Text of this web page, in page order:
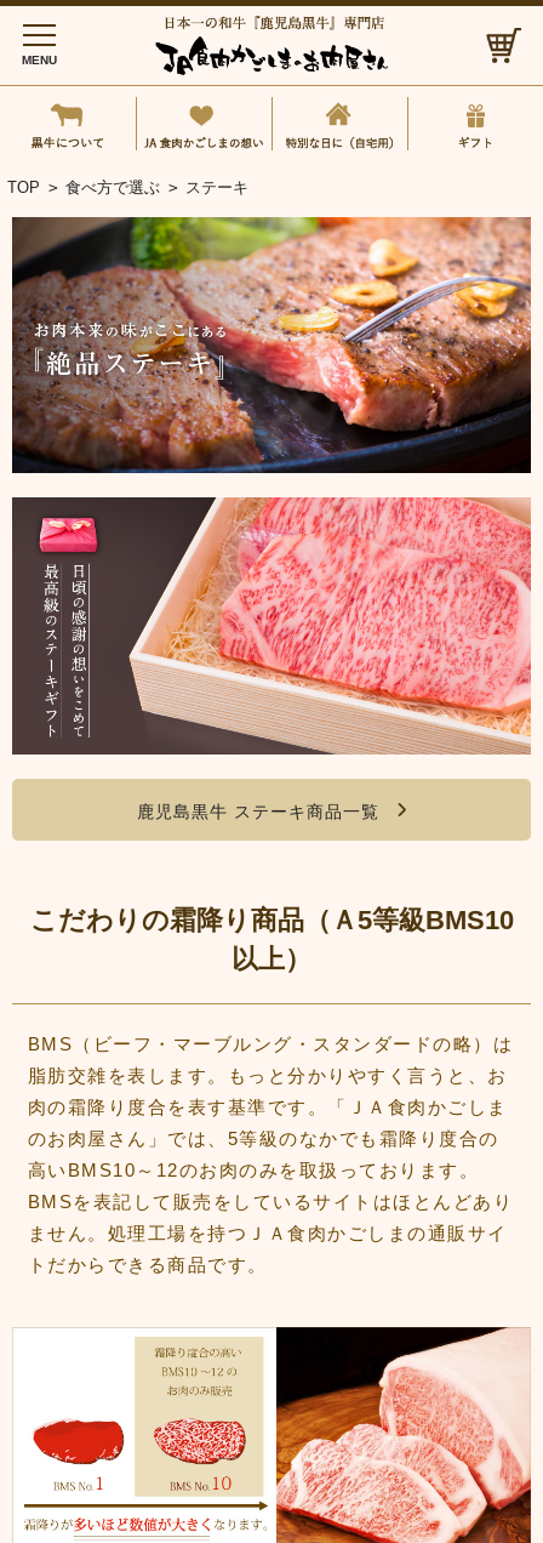
MENU
黒牛について JA食肉かごしまの想い特別な日に（自
TOP > 食べ方で選ぶ > ステーキ
鹿児島黒牛 ステーキ商品一覧
こだわりの霜降り商品（Ａ5等級BMS10
以上）
BMS（ビーフ・マーブルング・スタンダードの略）は
脂肪交雑を表します。もっと分かりやすく言うと、お
肉の霜降り度合を表す基準です。「ＪＡ食肉かごしま
のお肉屋さん」では、5等級のなかでも霜降り度合の
高いBMS10～12のお肉のみを取扱っております。
BMSを表記して販売をしているサイトはほとんどあり
ません。処理工場を持つＪＡ食肉かごしまの通販サイ
トだからできる商品です。